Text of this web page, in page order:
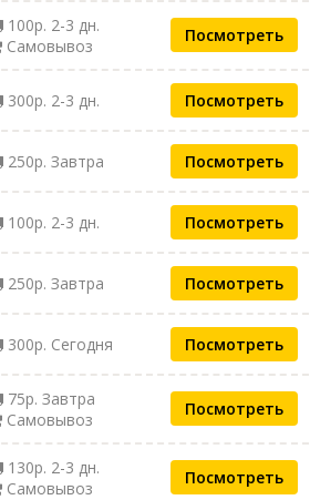
100р. 2-3 дн.
Самовывоз
Посмотреть
300р. 2-3 дн. Посмотреть
250р. Завтра Посмотреть
100р. 2-3 дн. Посмотреть
250р. Завтра Посмотреть
300р. Сегодня Посмотреть
75р. Завтра
Самовывоз
Посмотреть
130р. 2-3 дн.
Самовывоз
Посмотреть